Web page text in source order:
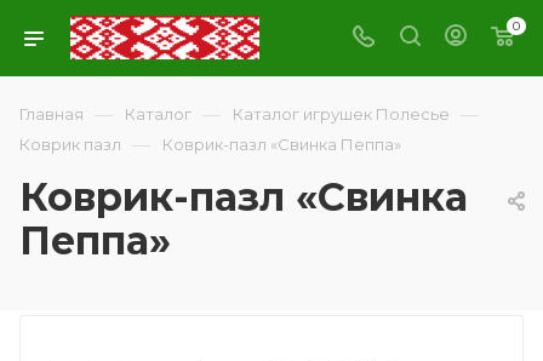
0
Главная — Каталог — Каталог игрушек Полесье —
Коврик пазл — Коврик-пазл «Свинка Пеппа»
Коврик-пазл «Свинка
Пеппа»